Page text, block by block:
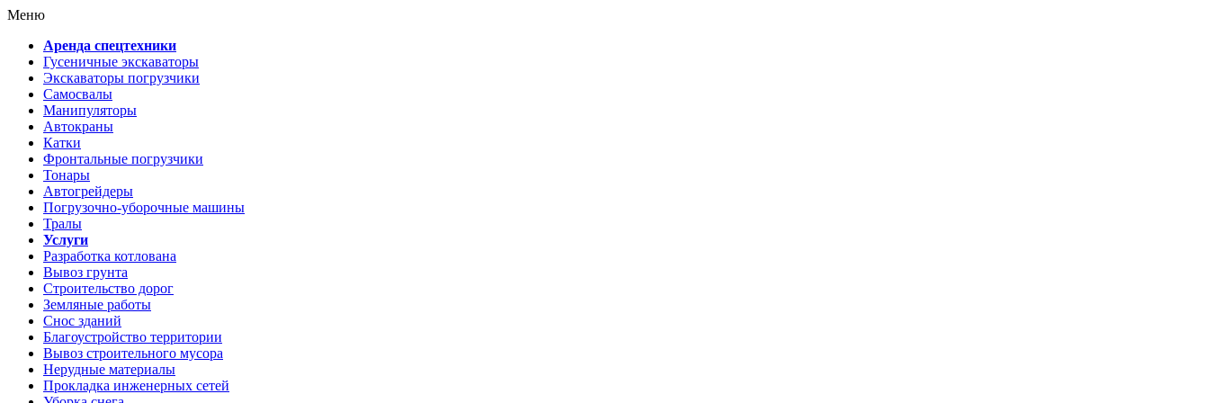
Меню
Аренда спецтехники
Гусеничные экскаваторы
Экскаваторы погрузчики
Самосвалы
Манипуляторы
Автокраны
Катки
Фронтальные погрузчики
Тонары
Автогрейдеры
Погрузочно-уборочные машины
Тралы
Услуги
Разработка котлована
Вывоз грунта
Строительство дорог
Земляные работы
Снос зданий
Благоустройство территории
Вывоз строительного мусора
Нерудные материалы
Прокладка инженерных сетей